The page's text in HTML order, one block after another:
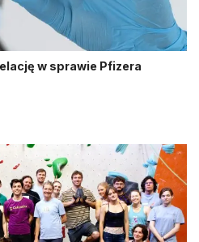
w sprawie Pfizera